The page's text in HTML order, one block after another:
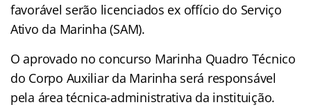
favorável serão licenciados ex offício do Serviço
Ativo da Marinha (SAM).
O aprovado no concurso Marinha Quadro Técnico
do Corpo Auxiliar da Marinha será responsável
pela área técnica-administrativa da instituição.